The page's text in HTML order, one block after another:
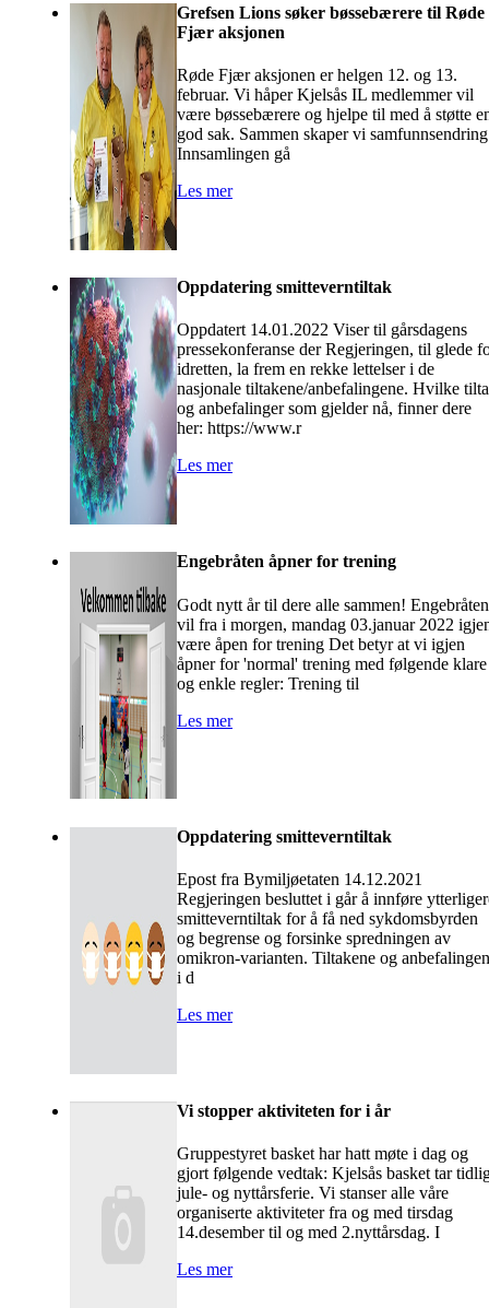
Grefsen Lions søker bøssebærere til Røde
Fjær aksjonen
Røde Fjær aksjonen er helgen 12. og 13.
februar. Vi håper Kjelsås IL medlemmer vil
være bøssebærere og hjelpe til med å støtte
god sak. Sammen skaper vi
Innsamlingen gå
Les mer
Oppdatering smitteverntiltak
Oppdatert 14.01.2022 Viser til gårsdagens
pressekonferanse der Regjeringen, til glede
idretten, la frem en rekke lettelser i de
nasjonale tiltakene/anbefalingene. Hvilke
og anbefalinger som gjelder nå, finner dere
her: https://www.r
Les mer
Engebråten åpner for trening
Godt nytt år til dere alle sammen! Engebråten
vil fra i morgen, mandag 03.januar 2022
være åpen for trening Det betyr at vi igjen
åpner for 'normal' trening med følgende klare
og enkle regler: Trening til
Les mer
Oppdatering smitteverntiltak
Epost fra Bymiljøetaten 14.12.2021
Regjeringen besluttet i går å innføre
smitteverntiltak for å få ned sykdomsbyrden
og begrense og forsinke spredningen av
omikron-varianten. Tiltakene og
i d
Les mer
Vi stopper aktiviteten for i år
Gruppestyret basket har hatt møte i dag og
gjort følgende vedtak: Kjelsås basket tar
jule- og nyttårsferie. Vi stanser alle våre
organiserte aktiviteter fra og med tirsdag
14.desember til og med 2.nyttårsdag. I
Les mer